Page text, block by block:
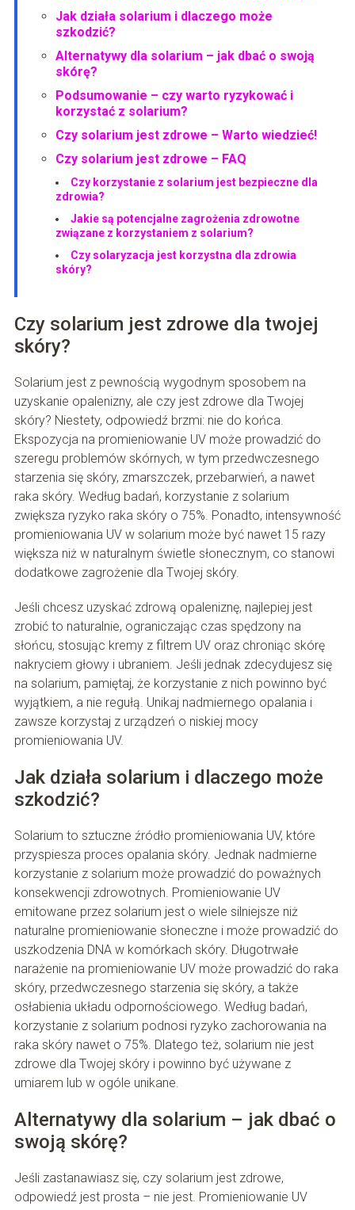
Jak działa solarium i dlaczego może
szkodzić?
Alternatywy dla solarium – jak dbać o swoją
skórę?
Podsumowanie – czy warto ryzykować i
korzystać z solarium?
Czy solarium jest zdrowe – Warto wiedzieć!
Czy solarium jest zdrowe – FAQ
Czy korzystanie z solarium jest bezpieczne dla
zdrowia?
Jakie są potencjalne zagrożenia zdrowotne
związane z korzystaniem z solarium?
Czy solaryzacja jest korzystna dla zdrowia
skóry?
Czy solarium jest zdrowe dla twojej
skóry?
Solarium jest z pewnością wygodnym sposobem na
uzyskanie opalenizny, ale czy jest zdrowe dla Twojej
skóry? Niestety, odpowiedź brzmi: nie do końca.
Ekspozycja na promieniowanie UV może prowadzić do
szeregu problemów skórnych, w tym przedwczesnego
starzenia się skóry, zmarszczek, przebarwień, a nawet
raka skóry. Według badań, korzystanie z solarium
zwiększa ryzyko raka skóry o 75%. Ponadto, intensywność
promieniowania UV w solarium może być nawet 15 razy
większa niż w naturalnym świetle słonecznym, co stanowi
dodatkowe zagrożenie dla Twojej skóry.
Jeśli chcesz uzyskać zdrową opaleniznę, najlepiej jest
zrobić to naturalnie, ograniczając czas spędzony na
słońcu, stosując kremy z filtrem UV oraz chroniąc skórę
nakryciem głowy i ubraniem. Jeśli jednak zdecydujesz się
na solarium, pamiętaj, że korzystanie z nich powinno być
wyjątkiem, a nie regułą. Unikaj nadmiernego opalania i
zawsze korzystaj z urządzeń o niskiej mocy
promieniowania UV.
Jak działa solarium i dlaczego może
szkodzić?
Solarium to sztuczne źródło promieniowania UV, które
przyspiesza proces opalania skóry. Jednak nadmierne
korzystanie z solarium może prowadzić do poważnych
konsekwencji zdrowotnych. Promieniowanie UV
emitowane przez solarium jest o wiele silniejsze niż
naturalne promieniowanie słoneczne i może prowadzić do
uszkodzenia DNA w komórkach skóry. Długotrwałe
narażenie na promieniowanie UV może prowadzić do raka
skóry, przedwczesnego starzenia się skóry, a także
osłabienia układu odpornościowego. Według badań,
korzystanie z solarium podnosi ryzyko zachorowania na
raka skóry nawet o 75%. Dlatego też, solarium nie jest
zdrowe dla Twojej skóry i powinno być używane z
umiarem lub w ogóle unikane.
Alternatywy dla solarium – jak dbać o
swoją skórę?
Jeśli zastanawiasz się, czy solarium jest zdrowe,
odpowiedź jest prosta – nie jest. Promieniowanie UV